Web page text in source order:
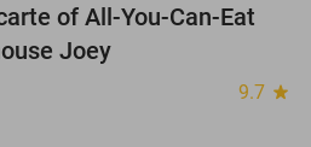
32%
of All-You-Can-Eat
Joey
9.7 star